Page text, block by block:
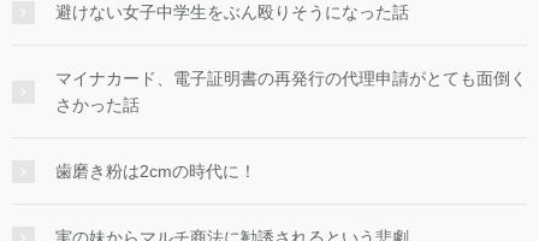
避けない女子中学生をぶん殴りそうになった話
マイナカード、電子証明書の再発行の代理申請がとても面倒く
さかった話
歯磨き粉は2cmの時代に！